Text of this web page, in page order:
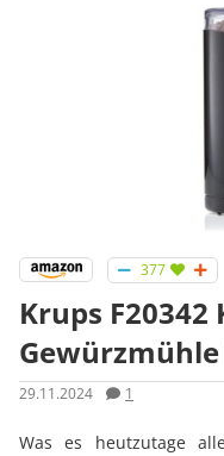
377
Krups
29.11.2024 1
Was es heutzutage